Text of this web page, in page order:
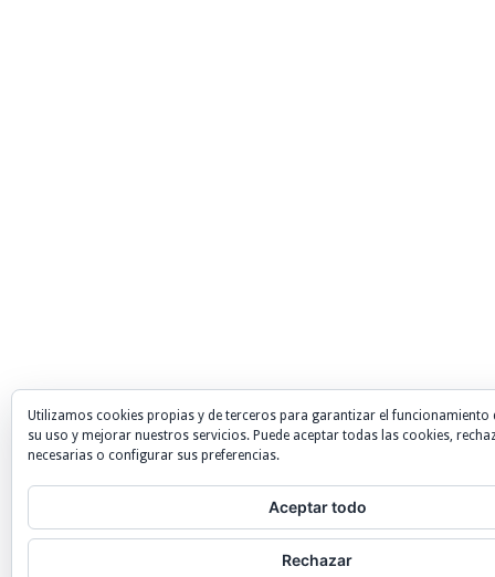
Utilizamos cookies propias y de terceros para garantizar el funcionamiento
su uso y mejorar nuestros servicios. Puede aceptar todas las cookies,
necesarias o configurar sus preferencias.
Aceptar todo
Rechazar